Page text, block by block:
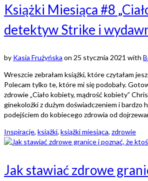
Książki Miesiąca #8
detektyw Strike i
by Kasia Frużyńska on 25 stycznia 2021 with
Wreszcie zebrałam książki, które czytałam
Polecam tylko te, które mi się podobały.
zdrowie „Ciało kobiety, mądrość kobiety”
ginekolożki z dużym doświadczeniem i bardzo
podejściem do kobiecego zdrowia od
Inspiracje, książki, książki miesiąca, zdrowie
Jak stawiać zdrowe